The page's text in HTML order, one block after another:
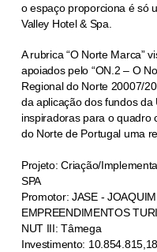
o espaço proporciona é só
Valley Hotel & Spa.
A rubrica “O Norte Marca”
apoiados pelo “ON.2 – O
Regional do Norte 20007/
da aplicação dos fundos da
inspiradoras para o quadro
do Norte de Portugal uma
Projeto: Criação/
SPA
Promotor: JASE -
EMPREENDIMENTOS
NUT III: Tâmega
Investimento: